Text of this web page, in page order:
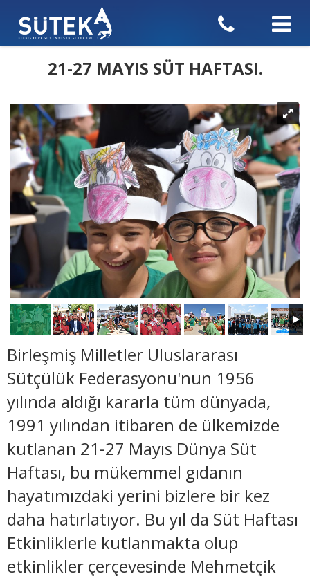
21-27 MAYIS SÜT HAFTASI.
Birleşmiş Milletler Uluslararası
Sütçülük Federasyonu'nun 1956
yılında aldığı kararla tüm dünyada,
1991 yılından itibaren de ülkemizde
kutlanan 21-27 Mayıs Dünya Süt
Haftası, bu mükemmel gıdanın
hayatımızdaki yerini bizlere bir kez
daha hatırlatıyor. Bu yıl da Süt Haftası
Etkinliklerle kutlanmakta olup
etkinlikler çerçevesinde Mehmetçik